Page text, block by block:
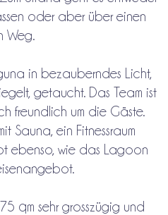
oder aber über einen
Weg.
in bezauberndes Licht,
getaucht. Das Team ist
freundlich um die Gäste.
Sauna, ein Fitnessraum
ebenso, wie das Lagoon
qm sehr grosszügig und